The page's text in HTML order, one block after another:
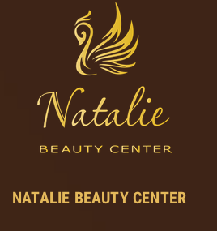
NATALIE BEAUTY CENTER